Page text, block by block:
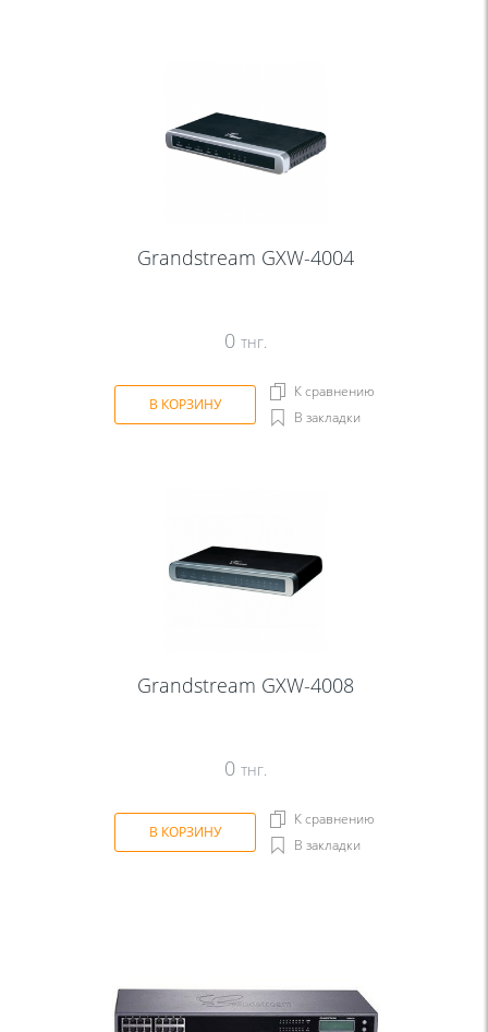
Grandstream GXW-4004
0 тнг.
В КОРЗИНУ
К сравнению
В закладки
Grandstream GXW-4008
0 тнг.
В КОРЗИНУ
К сравнению
В закладки